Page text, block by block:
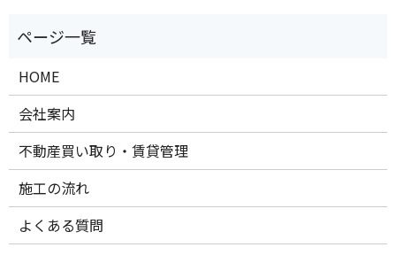
HOME
会社案内
不動産買い取り・賃貸管理
施工の流れ
よくある質問